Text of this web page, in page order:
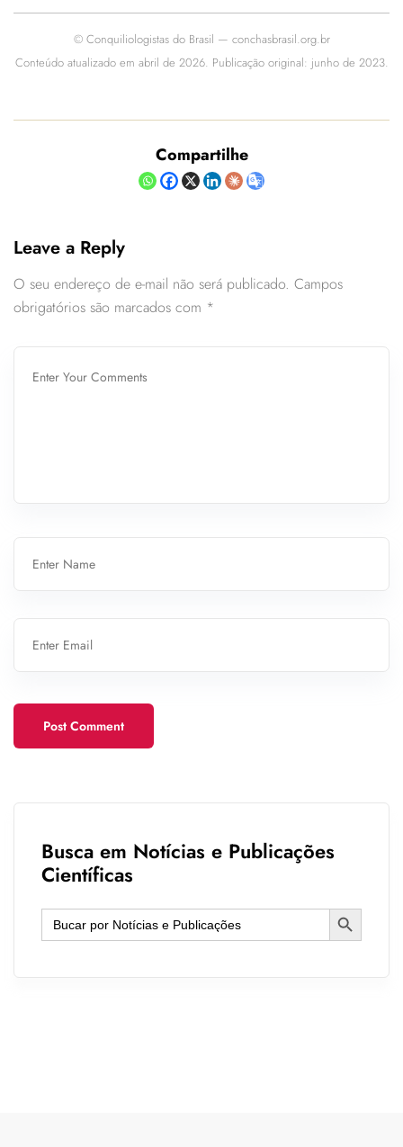
© Conquiliologistas do Brasil — conchasbrasil.org.br
Conteúdo atualizado em abril de 2026. Publicação original: junho de 2023.
Compartilhe
Leave a Reply
O seu endereço de e-mail não será publicado. Campos
obrigatórios são marcados com *
Post Comment
Busca em Notícias e Publicações
Científicas
Search
for:
Search Button